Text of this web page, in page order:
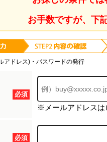
お手数ですが、下
アドレス)・パスワードの発行
必須
※メールアドレスは
必須